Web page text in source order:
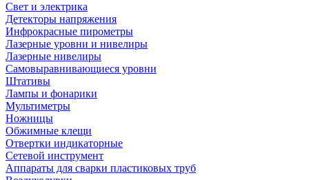
Свет и электрика
Детекторы напряжения
Инфрокрасные пирометры
Лазерные уровни и нивелиры
Лазерные нивелиры
Самовыравнивающиеся уровни
Штативы
Лампы и фонарики
Мультиметры
Ножницы
Обжимные клещи
Отвертки индикаторные
Сетевой инструмент
Аппараты для сварки пластиковых труб